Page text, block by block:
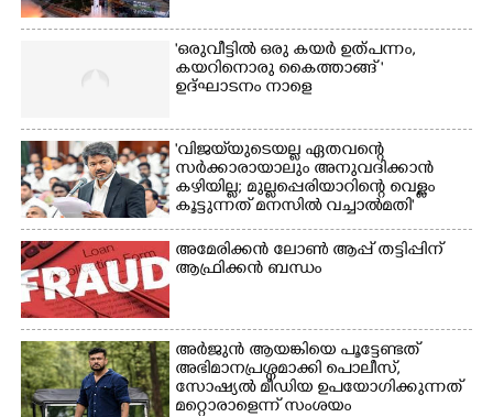
'ഒരുവീട്ടിൽ ഒരു കയർ ഉത്പന്നം,
കയറിനൊരു കൈത്താങ്ങ് '
ഉദ്ഘാടനം നാളെ
'വിജയ്‌യുടെയല്ല ഏതവന്റെ
സർക്കാരായാലും അനുവദിക്കാൻ
കഴിയില്ല; മുല്ലപ്പെരിയാറിന്റെ വെള്ളം
കൂട്ടുന്നത് മനസിൽ വച്ചാൽമതി'
അമേരിക്കൻ ലോൺ ആപ്പ് തട്ടിപ്പിന്
ആഫ്രിക്കൻ ബന്ധം
അർജുൻ ആയങ്കിയെ പൂട്ടേണ്ടത്
അഭിമാനപ്രശ്നമാക്കി പൊലീസ്,
സാേഷ്യൽ മീഡിയ ഉപയോഗിക്കുന്നത്
മറ്റൊരാളെന്ന് സംശയം